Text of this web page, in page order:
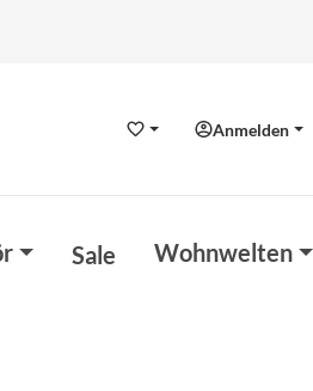
WunschzettelAnmelden
Sale Wohnwelten